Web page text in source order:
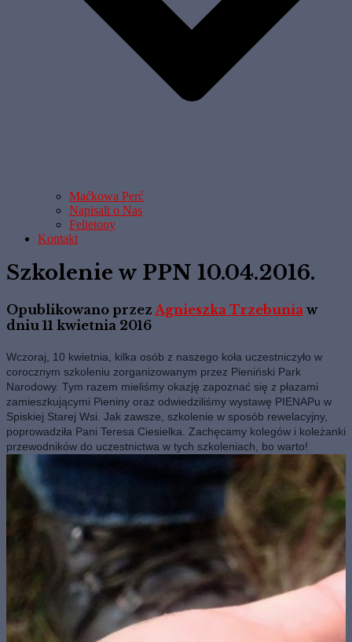
Maćkowa Perć
Napisali o Nas
Felietony
Kontakt
Szkolenie w PPN 10.04.2016.
Opublikowano przez Agnieszka Trzebunia w
dniu 11 kwietnia 2016
Wczoraj, 10 kwietnia, kilka osób z naszego koła uczestniczyło w
corocznym szkoleniu zorganizowanym przez Pieniński Park
Narodowy. Tym razem mieliśmy okazję zapoznać się z płazami
zamieszkującymi Pieniny oraz odwiedziliśmy wystawę PIENAPu w
Spiskiej Starej Wsi. Jak zawsze, szkolenie w sposób rewelacyjny,
poprowadziła Pani Teresa Ciesielka. Zachęcamy kolegów i koleżanki
przewodników do uczestnictwa w tych szkoleniach, bo warto!